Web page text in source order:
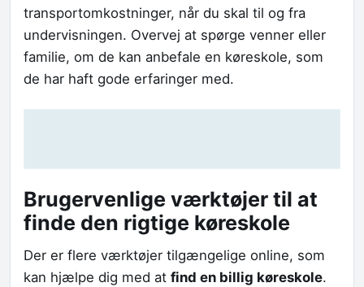
transportomkostninger, når du skal til og fra
undervisningen. Overvej at spørge venner eller
familie, om de kan anbefale en køreskole, som
de har haft gode erfaringer med.
Brugervenlige værktøjer til at
finde den rigtige køreskole
Der er flere værktøjer tilgængelige online, som
kan hjælpe dig med at find en billig køreskole.